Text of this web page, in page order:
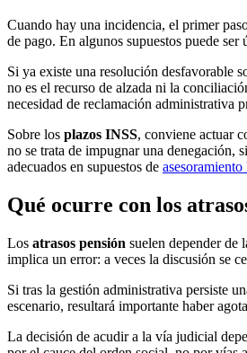
Cuando hay una incidencia, el primer
de pago. En algunos supuestos puede ser
Si ya existe una resolución desfavorable
no es el recurso de alzada ni la
necesidad de reclamación administrativa
Sobre los plazos INSS, conviene actuar
no se trata de impugnar una denegación,
adecuados en supuestos de
Qué ocurre con los
Los atrasos pensión suelen depender de
implica un error: a veces la discusión se
Si tras la gestión administrativa persiste
escenario, resultará importante haber
La decisión de acudir a la vía judicial